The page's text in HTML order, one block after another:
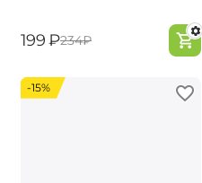
‍199‍ ₽‍234‍₽
-15%